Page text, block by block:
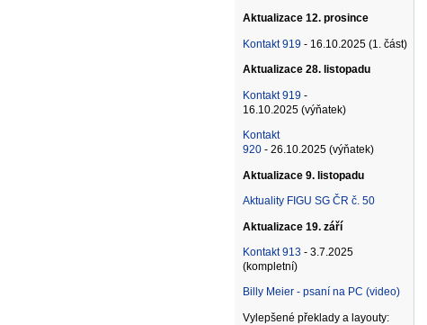
Aktualizace 12. prosince
Kontakt 919 - 16.10.2025 (1. část)
Aktualizace 28. listopadu
Kontakt 919 -
16.10.2025 (výňatek)
Kontakt
920 - 26.10.2025 (výňatek)
Aktualizace 9. listopadu
Aktuality FIGU SG ČR č. 50
Aktualizace 19. září
Kontakt 913- 3.7.2025
(kompletní)
Billy Meier - psaní na PC (video)
Vylepšené překlady a layouty: